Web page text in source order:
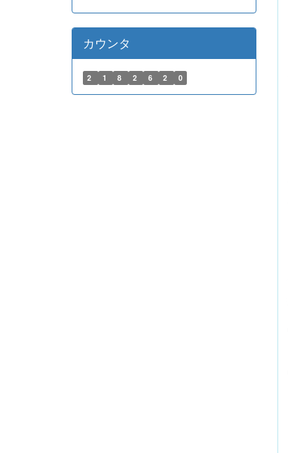
カウンタ
2 1 8 2 6 2 0